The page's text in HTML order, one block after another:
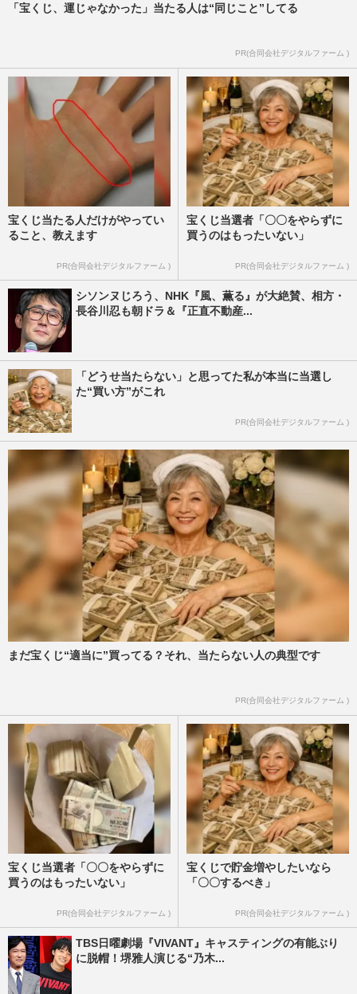
「宝くじ、運じゃなかった」当たる人は“同じこと”してる
PR(合同会社デジタルファーム )
宝くじ当たる人だけがやってい
ること、教えます
PR(合同会社デジタルファーム )
宝くじ当選者「〇〇をやらずに
買うのはもったいない」
PR(合同会社デジタルファーム )
シソンヌじろう、NHK『風、薫る』が大絶賛、相方・
長谷川忍も朝ドラ＆『正直不動産...
「どうせ当たらない」と思ってた私が本当に当選し
た“買い方”がこれ
PR(合同会社デジタルファーム )
まだ宝くじ“適当に”買ってる？それ、当たらない人の典型です
PR(合同会社デジタルファーム )
宝くじ当選者「〇〇をやらずに
買うのはもったいない」
PR(合同会社デジタルファーム )
宝くじで貯金増やしたいなら
「〇〇するべき」
PR(合同会社デジタルファーム )
TBS日曜劇場『VIVANT』キャスティングの有能ぶり
に脱帽！堺雅人演じる“乃木...